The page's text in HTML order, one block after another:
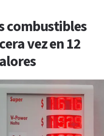
combustibles
vez en 12